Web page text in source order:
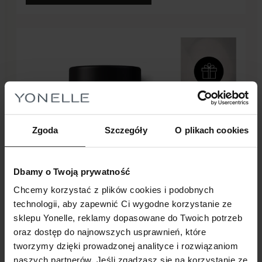
Zgoda Szczegóły O plikach cookies
Dbamy o Twoją prywatność
Chcemy korzystać z plików cookies i podobnych
technologii, aby zapewnić Ci wygodne korzystanie ze
sklepu Yonelle, reklamy dopasowane do Twoich potrzeb
oraz dostęp do najnowszych usprawnień, które
tworzymy dzięki prowadzonej analityce i rozwiązaniom
Nowość